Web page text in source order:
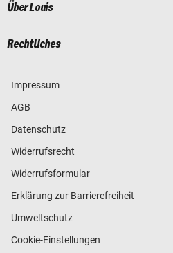
Über Louis
Rechtliches
Impressum
AGB
Datenschutz
Widerrufsrecht
Widerrufsformular
Erklärung zur Barrierefreiheit
Umweltschutz
Cookie-Einstellungen